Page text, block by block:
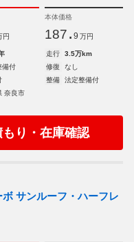
円
本体価格
187. 9 万円
走行
3.5万km
備付 修復
なし
整備
法定整備付
奈良市
もり・在庫確認
サンルーフ・ハーフレ